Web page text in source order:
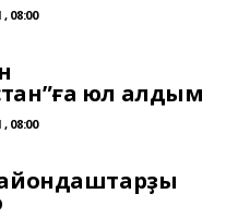
08:00
юл алдым
08:00